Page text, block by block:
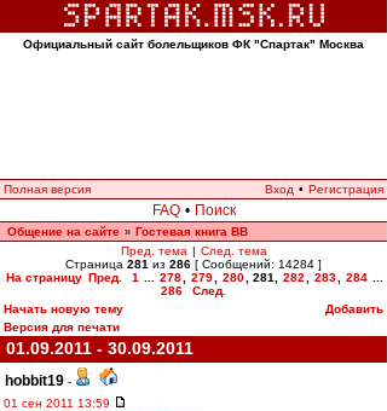
Официальный сайт болельщиков ФК "Спартак" Москва
Полная версия Вход • Регистрация
FAQ • Поиск
Общение на сайте » Гостевая книга ВВ
Пред. тема | След. тема
Страница 281 из 286 [ Сообщений: 14284 ]
На страницу Пред. 1 278 279 280 281 282 283 284
286
След.
Начать новую тему
Добавить
Версия для печати
01.09.2011 - 30.09.2011
hobbit19 -
01 сен 2011 13:59